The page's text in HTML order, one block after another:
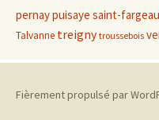
pernaypuisaye saint-fargeau
Talvanne treigny troussebois
Fièrement propulsé par